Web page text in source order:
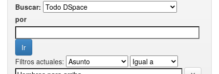
Buscar:
por
Filtros actuales: